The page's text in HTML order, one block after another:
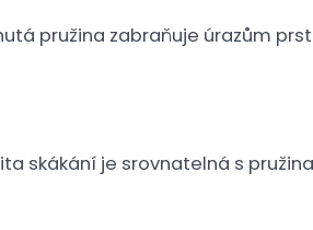
pružina zabraňuje úrazům
skákání je srovnatelná s